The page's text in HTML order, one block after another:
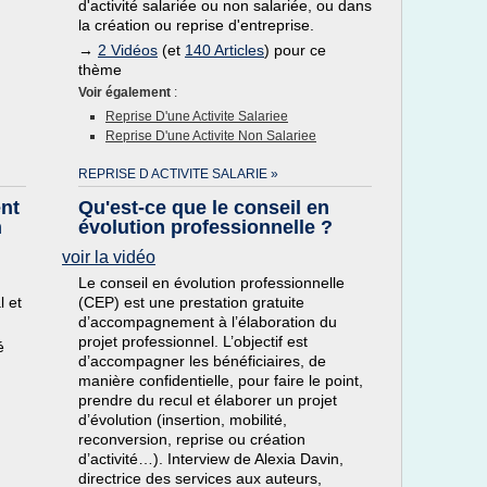
d'activité salariée ou non salariée, ou dans
la création ou reprise d'entreprise.
→ 2 Vidéos (et 140 Articles) pour ce
thème
Voir également :
Reprise D'une Activite Salariee
Reprise D'une Activite Non Salariee
et
REPRISE D ACTIVITE SALARIE »
Qu'est-ce que le conseil en
évolution professionnelle ?
voir la vidéo
Le conseil en évolution professionnelle
(CEP) est une prestation gratuite
d’accompagnement à l’élaboration du
projet professionnel. L’objectif est
d’accompagner les bénéficiaires, de
manière confidentielle, pour faire le point,
prendre du recul et élaborer un projet
d’évolution (insertion, mobilité,
reconversion, reprise ou création
d’activité…). Interview de Alexia Davin,
directrice des services aux auteurs,